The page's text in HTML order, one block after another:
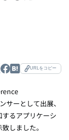
URLをコピー
ーとして出展、
るアプリケーシ
しました。